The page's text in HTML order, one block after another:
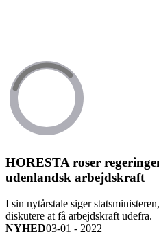
HORESTA roser
udenlandsk arbejdskraft
I sin nytårstale siger
diskutere at få arbejdskraft udefra.
NYHED03-01 - 2022